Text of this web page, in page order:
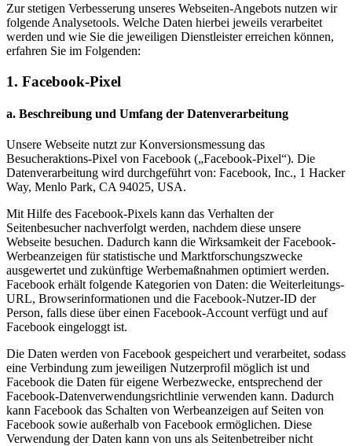
Zur stetigen Verbesserung unseres Webseiten-Angebots nutzen wir
folgende Analysetools. Welche Daten hierbei jeweils verarbeitet
werden und wie Sie die jeweiligen Dienstleister erreichen können,
erfahren Sie im Folgenden:
1. Facebook-Pixel
a. Beschreibung und Umfang der Datenverarbeitung
Unsere Webseite nutzt zur Konversionsmessung das
Besucheraktions-Pixel von Facebook („Facebook-Pixel“). Die
Datenverarbeitung wird durchgeführt von: Facebook, Inc., 1 Hacker
Way, Menlo Park, CA 94025, USA.
Mit Hilfe des Facebook-Pixels kann das Verhalten der
Seitenbesucher nachverfolgt werden, nachdem diese unsere
Webseite besuchen. Dadurch kann die Wirksamkeit der Facebook-
Werbeanzeigen für statistische und Marktforschungszwecke
ausgewertet und zukünftige Werbemaßnahmen optimiert werden.
Facebook erhält folgende Kategorien von Daten: die Weiterleitungs-
URL, Browserinformationen und die Facebook-Nutzer-ID der
Person, falls diese über einen Facebook-Account verfügt und auf
Facebook eingeloggt ist.
Die Daten werden von Facebook gespeichert und verarbeitet, sodass
eine Verbindung zum jeweiligen Nutzerprofil möglich ist und
Facebook die Daten für eigene Werbezwecke, entsprechend der
Facebook-Datenverwendungsrichtlinie verwenden kann. Dadurch
kann Facebook das Schalten von Werbeanzeigen auf Seiten von
Facebook sowie außerhalb von Facebook ermöglichen. Diese
Verwendung der Daten kann von uns als Seitenbetreiber nicht